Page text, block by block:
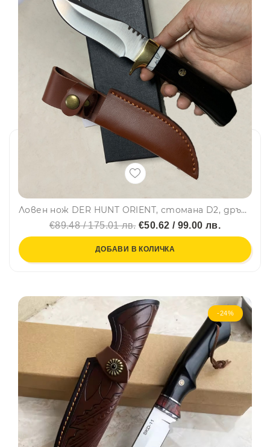
Ловен нож DER HUNT ORIENT, стомана D2, дръжка абанос, тюркоаз и месинг, кожена кания
€89.48 / 175.01 лв.€50.62 / 99.00 лв.
ДОБАВИ В КОЛИЧКА
-24%